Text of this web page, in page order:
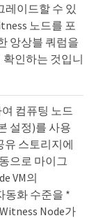
레이드할 수 있
노드를 포
앙상블 쿼럼을
인하는 것입니
컴퓨팅 노드
설정)를 사용
유 스토리지에
으로 마이그
VM의
동화 수준을 *
Node가